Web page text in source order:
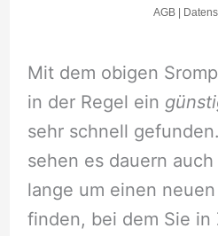
Mit dem obigen
in der Regel ein
sehr schnell
sehen es dauern
lange um einen
finden, bei dem Sie